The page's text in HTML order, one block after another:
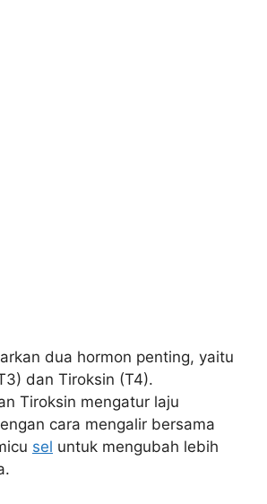
dua hormon penting, yaitu
dan Tiroksin (T4).
Tiroksin mengatur laju
cara mengalir bersama
sel untuk mengubah lebih